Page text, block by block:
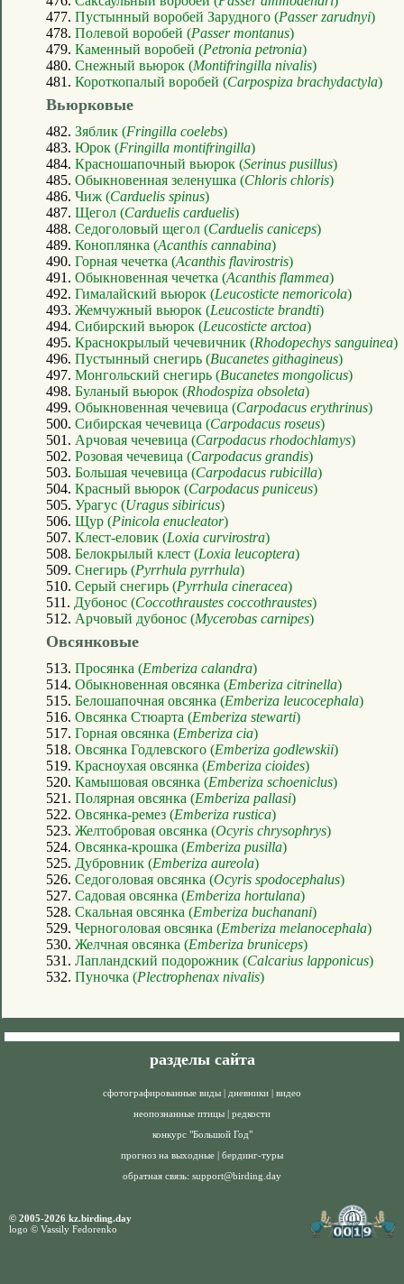
477. Пустынный воробей Зарудного (Passer zarudnyi)
478. Полевой воробей (Passer montanus)
479. Каменный воробей (Petronia petronia)
480. Снежный вьюрок (Montifringilla nivalis)
481. Короткопалый воробей (Carpospiza brachydactyla)
Вьюрковые
482. Зяблик (Fringilla coelebs)
483. Юрок (Fringilla montifringilla)
484. Красношапочный вьюрок (Serinus pusillus)
485. Обыкновенная зеленушка (Chloris chloris)
486. Чиж (Carduelis spinus)
487. Щегол (Carduelis carduelis)
488. Седоголовый щегол (Carduelis caniceps)
489. Коноплянка (Acanthis cannabina)
490. Горная чечетка (Acanthis flavirostris)
491. Обыкновенная чечетка (Acanthis flammea)
492. Гималайский вьюрок (Leucosticte nemoricola)
493. Жемчужный вьюрок (Leucosticte brandti)
494. Сибирский вьюрок (Leucosticte arctoa)
495. Краснокрылый чечевичник (Rhodopechys sanguinea)
496. Пустынный снегирь (Bucanetes githagineus)
497. Монгольский снегирь (Bucanetes mongolicus)
498. Буланый вьюрок (Rhodospiza obsoleta)
499. Обыкновенная чечевица (Carpodacus erythrinus)
500. Сибирская чечевица (Carpodacus roseus)
501. Арчовая чечевица (Carpodacus rhodochlamys)
502. Розовая чечевица (Carpodacus grandis)
503. Большая чечевица (Carpodacus rubicilla)
504. Красный вьюрок (Carpodacus puniceus)
505. Урагус (Uragus sibiricus)
506. Щур (Pinicola enucleator)
507. Клест-еловик (Loxia curvirostra)
508. Белокрылый клест (Loxia leucoptera)
509. Снегирь (Pyrrhula pyrrhula)
510. Серый снегирь (Pyrrhula cineracea)
511. Дубонос (Coccothraustes coccothraustes)
512. Арчовый дубонос (Mycerobas carnipes)
Овсянковые
513. Просянка (Emberiza calandra)
514. Обыкновенная овсянка (Emberiza citrinella)
515. Белошапочная овсянка (Emberiza leucocephala)
516. Овсянка Стюарта (Emberiza stewarti)
517. Горная овсянка (Emberiza cia)
518. Овсянка Годлевского (Emberiza godlewskii)
519. Красноухая овсянка (Emberiza cioides)
520. Камышовая овсянка (Emberiza schoeniclus)
521. Полярная овсянка (Emberiza pallasi)
522. Овсянка-ремез (Emberiza rustica)
523. Желтобровая овсянка (Ocyris chrysophrys)
524. Овсянка-крошка (Emberiza pusilla)
525. Дубровник (Emberiza aureola)
526. Седоголовая овсянка (Ocyris spodocephalus)
527. Садовая овсянка (Emberiza hortulana)
528. Скальная овсянка (Emberiza buchanani)
529. Черноголовая овсянка (Emberiza melanocephala)
530. Желчная овсянка (Emberiza bruniceps)
531. Лапландский подорожник (Calcarius lapponicus)
532. Пуночка (Plectrophenax nivalis)
разделы сайта
сфотографированные виды | дневники | видео
неопознанные птицы | редкости
конкурс "Большой Год"
прогноз на выходные | бердинг-туры
обратная связь: support@birding.day
© 2005-2026 kz.birding.day
logo © Vassily Fedorenko